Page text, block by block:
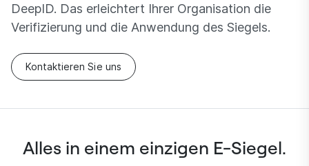
DeepID. Das erleichtert Ihrer Organisation die
Verifizierung und die Anwendung des Siegels.
Kontaktieren Sie uns
Alles in einem einzigen E-Siegel.